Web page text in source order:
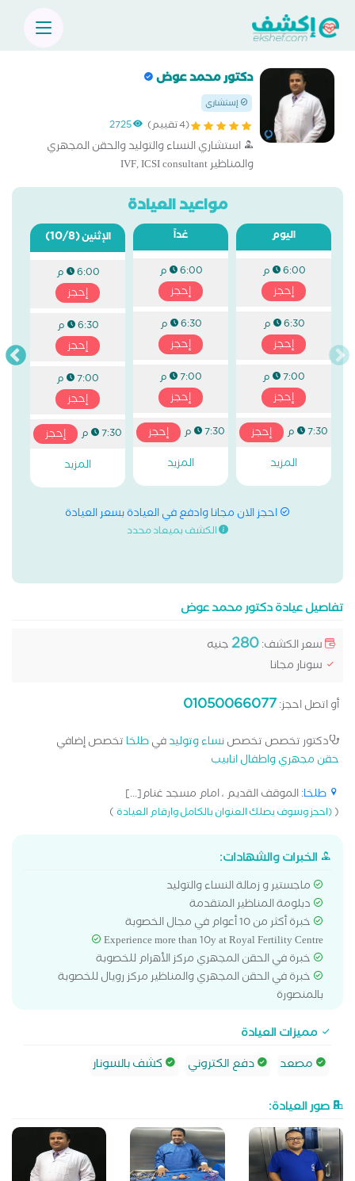
دكتور محمد عوض
إستشاري
(4 تقييم) 2725
استشاري النساء والتوليد والحقن المجهري
والمناظير IVF, ICSI consultant
مواعيد العيادة
اليوم
6:00 م
إحجز
6:30 م
إحجز
7:00 م
إحجز
7:30 م
إحجز
المزيد
غداً
6:00 م
إحجز
6:30 م
إحجز
7:00 م
إحجز
7:30 م
إحجز
المزيد
الإثنين(10/8)
6:00 م
إحجز
6:30 م
إحجز
7:00 م
إحجز
7:30 م
إحجز
المزيد
احجز الان مجانا وادفع في العيادة بسعر العيادة
الكشف بميعاد محدد
تفاصيل عيادة دكتور محمد عوض
سعر الكشف:280جنيه
سونار مجانا
أو اتصل احجز:01050066077
دكتور تخصص تخصصنساء وتوليدفيطلخاتخصص إضافي
حقن مجهري واطفال انابيب
طلخا: الموقف القديم ، امام مسجد غنام[...]
((احجز وسوف يصلك العنوان بالكامل وارقام العيادة)
الخبرات والشهادات:
ماجستير و زمالة النساء والتوليد
دبلومة المناظير المتقدمة
خبرة أكثر من 10 أعوام في مجال الخصوبة
Experience more than 10y at Royal Fertility Centre
خبرة في الحقن المجهري مركز الأهرام للخصوبة
خبرة في الحقن المجهري والمناظير مركز رويال للخصوبة
بالمنصورة
مميزات العيادة
مصعد
دفع الكتروني كشف بالسونار
صور العيادة: